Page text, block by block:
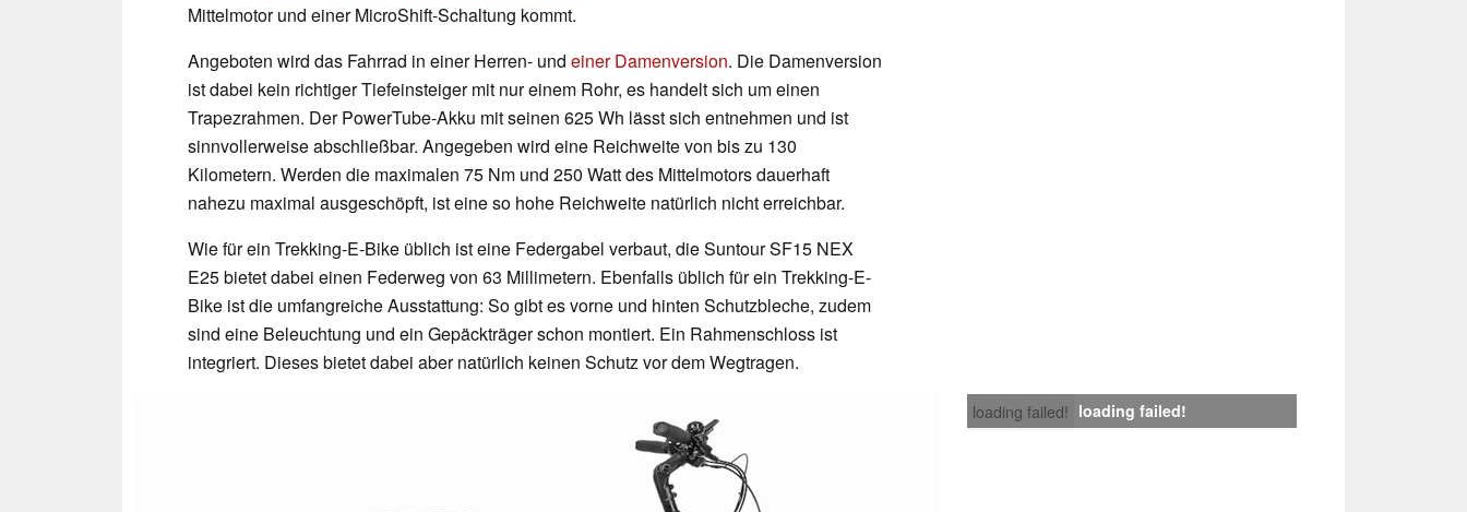
Mittelmotor und einer MicroShift-Schaltung kommt.
Angeboten wird das Fahrrad in einer Herren- und einer Damenversion. Die Damenversion
ist dabei kein richtiger Tiefeinsteiger mit nur einem Rohr, es handelt sich um einen
Trapezrahmen. Der PowerTube-Akku mit seinen 625 Wh lässt sich entnehmen und ist
sinnvollerweise abschließbar. Angegeben wird eine Reichweite von bis zu 130
Kilometern. Werden die maximalen 75 Nm und 250 Watt des Mittelmotors dauerhaft
nahezu maximal ausgeschöpft, ist eine so hohe Reichweite natürlich nicht erreichbar.
Wie für ein Trekking-E-Bike üblich ist eine Federgabel verbaut, die Suntour SF15 NEX
E25 bietet dabei einen Federweg von 63 Millimetern. Ebenfalls üblich für ein Trekking-E-
Bike ist die umfangreiche Ausstattung: So gibt es vorne und hinten Schutzbleche, zudem
sind eine Beleuchtung und ein Gepäckträger schon montiert. Ein Rahmenschloss ist
integriert. Dieses bietet dabei aber natürlich keinen Schutz vor dem Wegtragen.
loading failed! loading failed!